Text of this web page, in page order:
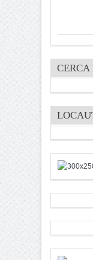
CERCA